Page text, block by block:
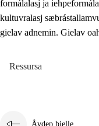
2.4 Oahppat
Doaresfágalasj
formálalasj ja
kultuvralasj
gielav adnemin. Gielav
Ressursa
Åvdep bielle